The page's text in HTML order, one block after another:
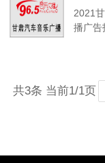
2021
播广告
共3条 当前1/1页